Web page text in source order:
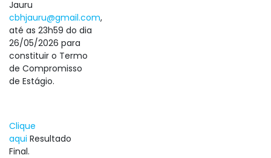
Jauru
cbhjauru@gmail.com,
até as 23h59 do dia
26/05/2026 para
constituir o Termo
de Compromisso
de Estágio.
Clique
aqui Resultado
Final.